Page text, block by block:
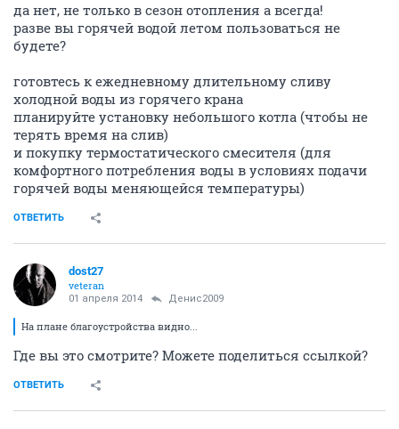
да нет, не только в сезон отопления а всегда!
разве вы горячей водой летом пользоваться не
будете?
готовтесь к ежедневному длительному сливу
холодной воды из горячего крана
планируйте установку небольшого котла (чтобы не
терять время на слив)
и покупку термостатического смесителя (для
комфортного потребления воды в условиях подачи
горячей воды меняющейся температуры)
ОТВЕТИТЬ
dost27
veteran
01 апреля 2014 Денис2009
На плане благоустройства видно...
Где вы это смотрите? Можете поделиться ссылкой?
ОТВЕТИТЬ